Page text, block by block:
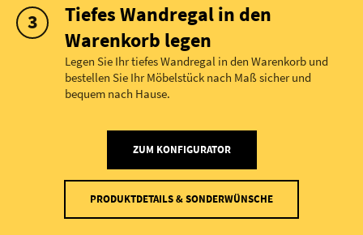
Tiefes Wandregal in den
Warenkorb legen
Legen Sie Ihr tiefes Wandregal in den Warenkorb und
bestellen Sie Ihr Möbelstück nach Maß sicher und
bequem nach Hause.
ZUM KONFIGURATOR
PRODUKTDETAILS & SONDERWÜNSCHE